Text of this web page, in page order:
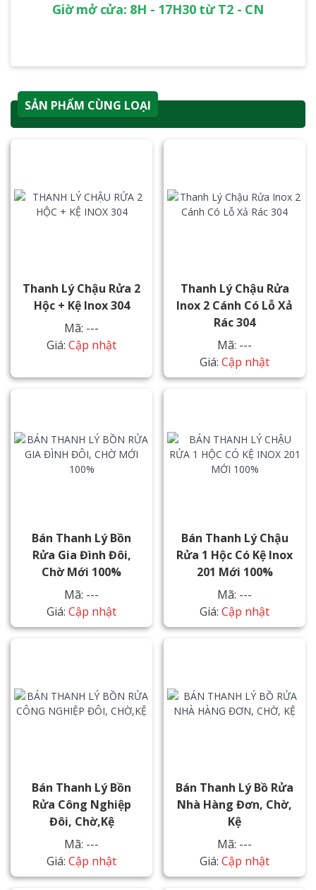
Giờ mở cửa: 8H - 17H30 từ T2 - CN
SẢN PHẨM CÙNG LOẠI
Thanh Lý Chậu Rửa 2
Hộc + Kệ Inox 304
Mã: ---
Giá: Cập nhật
Thanh Lý Chậu Rửa
Inox 2 Cánh Có Lỗ Xả
Rác 304
Mã: ---
Giá: Cập nhật
Bán Thanh Lý Bồn
Rửa Gia Đình Đôi,
Chờ Mới 100%
Mã: ---
Giá: Cập nhật
Bán Thanh Lý Chậu
Rửa 1 Hộc Có Kệ Inox
201 Mới 100%
Mã: ---
Giá: Cập nhật
Bán Thanh Lý Bồn
Rửa Công Nghiệp
Đôi, Chờ,kệ
Mã: ---
Giá: Cập nhật
Bán Thanh Lý Bồ Rửa
Nhà Hàng Đơn, Chờ,
Kệ
Mã: ---
Giá: Cập nhật